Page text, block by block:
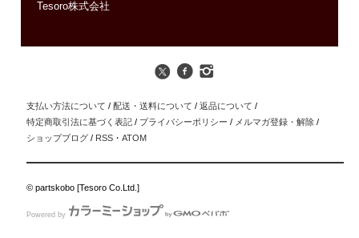
Tesoro株式会社
支払い方法について / 配送・送料について / 返品について /
特定商取引法に基づく表記 / プライバシーポリシー / メルマガ登録・解除 /
ショップブログ / RSS ・ATOM
© partskobo [Tesoro Co.Ltd.]
Powered by